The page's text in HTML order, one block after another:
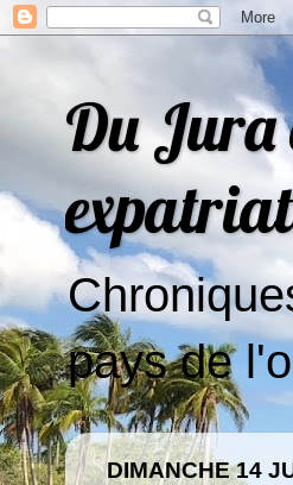
Du Jura
pays de
DIMANCHE 14